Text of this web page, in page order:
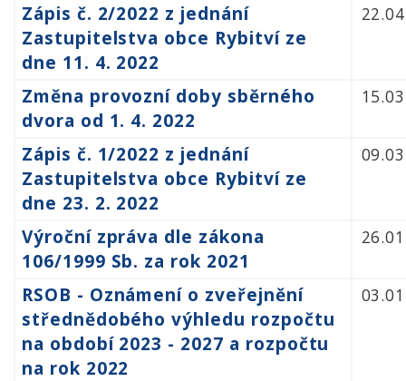
Zápis č. 2/2022 z jednání
Zastupitelstva obce Rybitví ze
dne 11. 4. 2022
Změna provozní doby sběrného
dvora od 1. 4. 2022
Zápis č. 1/2022 z jednání
Zastupitelstva obce Rybitví ze
dne 23. 2. 2022
Výroční zpráva dle zákona
106/1999 Sb. za rok 2021
RSOB - Oznámení o zveřejnění
střednědobého výhledu rozpočtu
na období 2023 - 2027 a rozpočtu
na rok 2022